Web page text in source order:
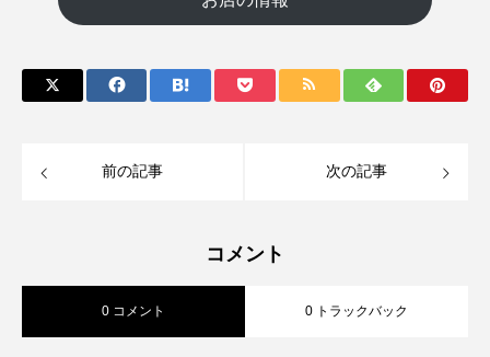
前の記事 次の記事
コメント
0 コメント 0 トラックバック